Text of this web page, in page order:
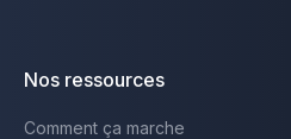
Nos ressources
Comment ça marche